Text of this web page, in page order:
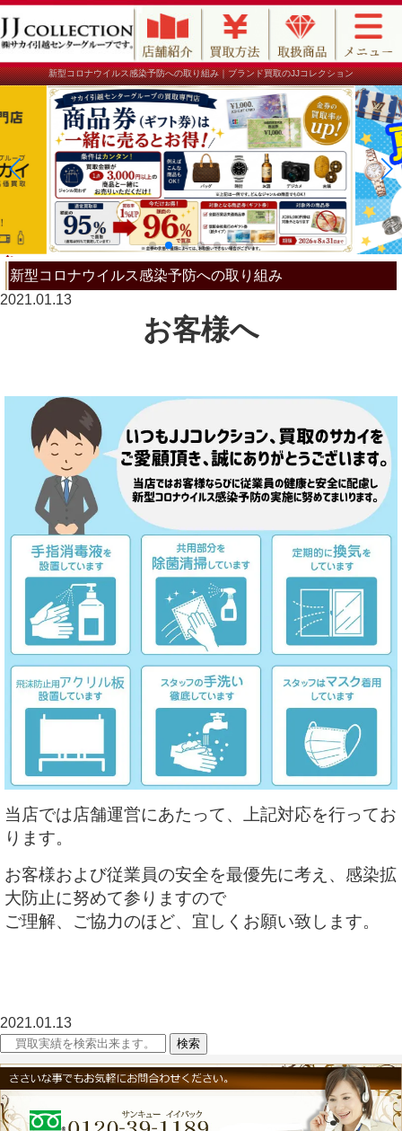
新型コロナウイルス感染予防への取り組み｜ブランド買取のJJコレクション
新型コロナウイルス感染予防への取り組み
2021.01.13
お客様へ
当店では店舗運営にあたって、上記対応を行ってお
ります。
お客様および従業員の安全を最優先に考え、感染拡
大防止に努めて参りますので
ご理解、ご協力のほど、宜しくお願い致します。
2021.01.13